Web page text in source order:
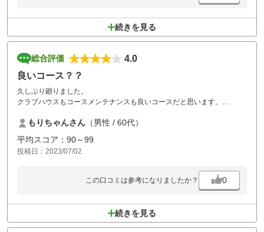
続きを見る
総合評価
4.0
良いコース？？
久しぶり廻りました。
クラブハウスもコースメンテナンスも良いコースだと思います。
また、チャンスが有れば廻りたいです。
ありがとうございました。
もりちゃんさん （男性 / 60代）
平均スコア：90～99
投稿日：2023/07/02
この口コミは参考になりましたか？ 0
続きを見る